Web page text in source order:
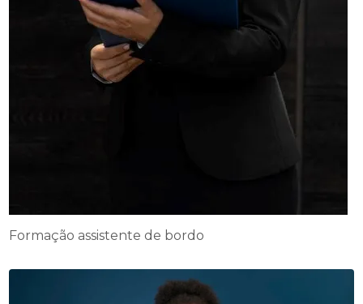
Formação assistente de bordo